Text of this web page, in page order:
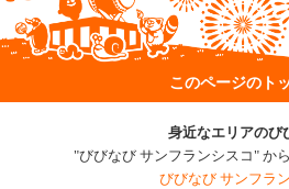
このページのト
身近なエリアのび
"びびなび サンフランシスコ" か
びびなび サンフラ